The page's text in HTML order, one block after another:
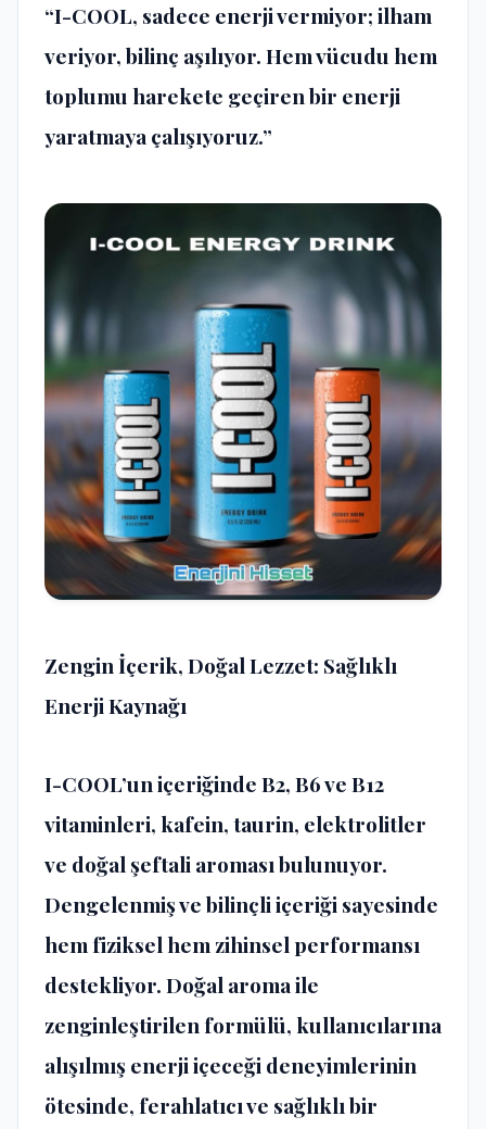
“I-COOL, sadece enerji vermiyor; ilham
veriyor, bilinç aşılıyor. Hem vücudu hem
toplumu harekete geçiren bir enerji
yaratmaya çalışıyoruz.”
Zengin İçerik, Doğal Lezzet: Sağlıklı
Enerji Kaynağı
I-COOL’un içeriğinde B2, B6 ve B12
vitaminleri, kafein, taurin, elektrolitler
ve doğal şeftali aroması bulunuyor.
Dengelenmiş ve bilinçli içeriği sayesinde
hem fiziksel hem zihinsel performansı
destekliyor. Doğal aroma ile
zenginleştirilen formülü, kullanıcılarına
alışılmış enerji içeceği deneyimlerinin
ötesinde, ferahlatıcı ve sağlıklı bir